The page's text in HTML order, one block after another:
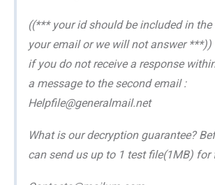
((*** your id should be included in
your email or we will not answer ***))
if you do not receive a response
a message to the second email :
Helpfile@generalmail.net
What is our decryption guarantee?
can send us up to 1 test file(1MB) for